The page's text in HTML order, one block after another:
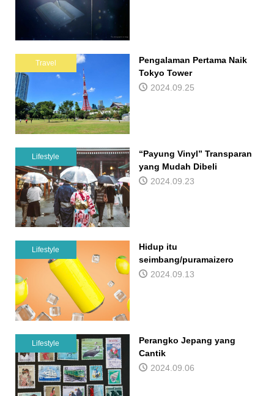
Travel
Pengalaman Pertama Naik
Tokyo Tower
2024.09.25
Lifestyle
“Payung Vinyl” Transparan
yang Mudah Dibeli
2024.09.23
Lifestyle
Hidup itu
seimbang/puramaizero
2024.09.13
Lifestyle
Perangko Jepang yang
Cantik
2024.09.06